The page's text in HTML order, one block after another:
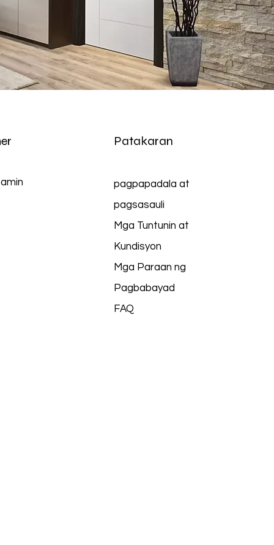
Patakaran
pagpapadala at
pagsasauli
Mga Tuntunin at
Kundisyon
Mga Paraan ng
Pagbabayad
FAQ